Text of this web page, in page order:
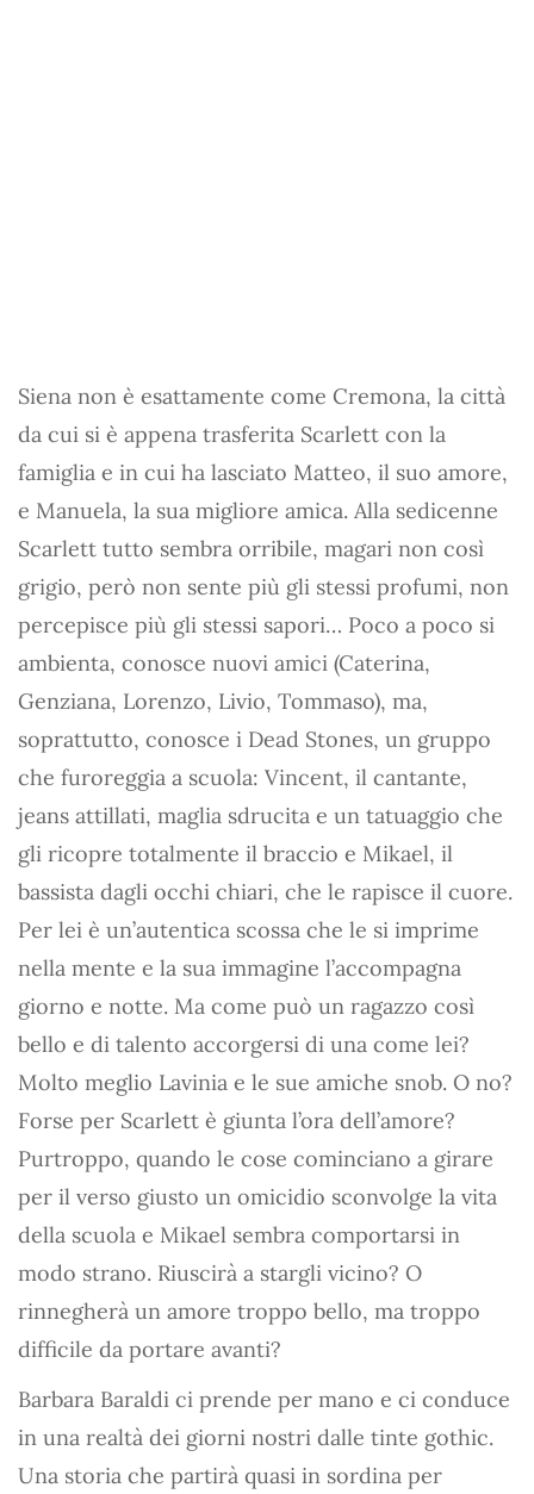
Siena non è esattamente come Cremona, la città
da cui si è appena trasferita Scarlett con la
famiglia e in cui ha lasciato Matteo, il suo amore,
e Manuela, la sua migliore amica. Alla sedicenne
Scarlett tutto sembra orribile, magari non così
grigio, però non sente più gli stessi profumi, non
percepisce più gli stessi sapori… Poco a poco si
ambienta, conosce nuovi amici (Caterina,
Genziana, Lorenzo, Livio, Tommaso), ma,
soprattutto, conosce i Dead Stones, un gruppo
che furoreggia a scuola: Vincent, il cantante,
jeans attillati, maglia sdrucita e un tatuaggio che
gli ricopre totalmente il braccio e Mikael, il
bassista dagli occhi chiari, che le rapisce il cuore.
Per lei è un’autentica scossa che le si imprime
nella mente e la sua immagine l’accompagna
giorno e notte. Ma come può un ragazzo così
bello e di talento accorgersi di una come lei?
Molto meglio Lavinia e le sue amiche snob. O no?
Forse per Scarlett è giunta l’ora dell’amore?
Purtroppo, quando le cose cominciano a girare
per il verso giusto un omicidio sconvolge la vita
della scuola e Mikael sembra comportarsi in
modo strano. Riuscirà a stargli vicino? O
rinnegherà un amore troppo bello, ma troppo
difficile da portare avanti?
Barbara Baraldi ci prende per mano e ci conduce
in una realtà dei giorni nostri dalle tinte gothic.
Una storia che partirà quasi in sordina per